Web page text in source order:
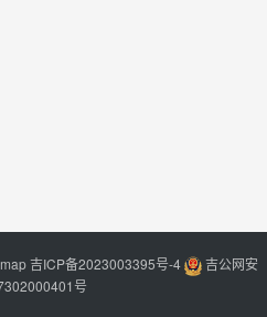
吉ICP备2023003395号-4
吉公网安
号